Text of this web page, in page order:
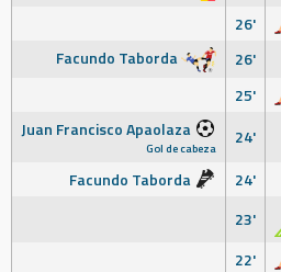
26'
Facundo Taborda
26'
25'
Juan Francisco Apaolaza
Gol de cabeza
24'
Facundo Taborda
24'
23'
22'